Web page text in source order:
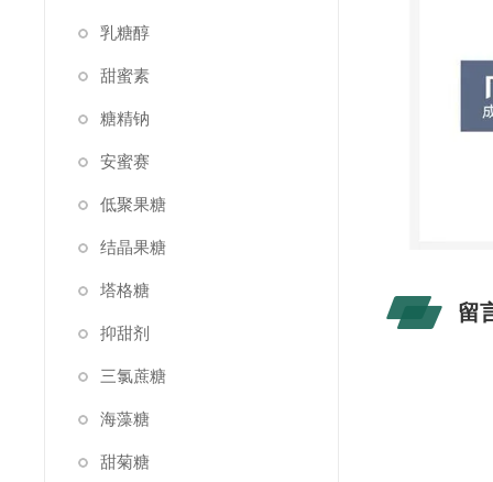
乳糖醇
甜蜜素
糖精钠
安蜜赛
低聚果糖
结晶果糖
塔格糖
抑甜剂
三氯蔗糖
海藻糖
甜菊糖
留